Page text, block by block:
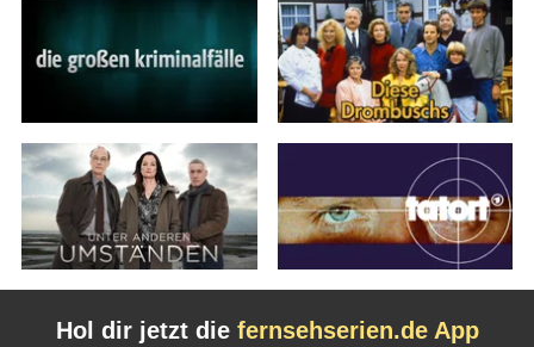
Hol dir jetzt die fernsehserien.de App